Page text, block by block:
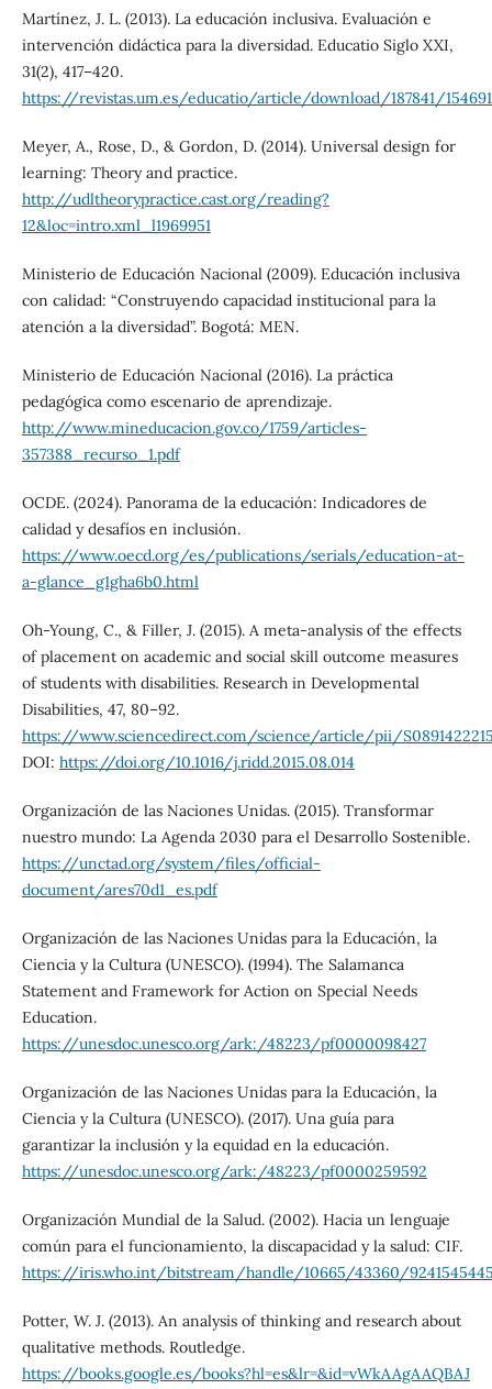
Martínez, J. L. (2013). La educación inclusiva. Evaluación e
intervención didáctica para la diversidad. Educatio Siglo XXI,
31(2), 417–420.
https://revistas.um.es/educatio/article/download/187841/154691
Meyer, A., Rose, D., & Gordon, D. (2014). Universal design for
learning: Theory and practice.
http://udltheorypractice.cast.org/reading?
12&loc=intro.xml_l1969951
Ministerio de Educación Nacional (2009). Educación inclusiva
con calidad: “Construyendo capacidad institucional para la
atención a la diversidad”. Bogotá: MEN.
Ministerio de Educación Nacional (2016). La práctica
pedagógica como escenario de aprendizaje.
http://www.mineducacion.gov.co/1759/articles-
357388_recurso_1.pdf
OCDE. (2024). Panorama de la educación: Indicadores de
calidad y desafíos en inclusión.
https://www.oecd.org/es/publications/serials/education-at-
a-glance_g1gha6b0.html
Oh-Young, C., & Filler, J. (2015). A meta-analysis of the effects
of placement on academic and social skill outcome measures
of students with disabilities. Research in Developmental
Disabilities, 47, 80–92.
https://www.sciencedirect.com/science/article/pii/
DOI: https://doi.org/10.1016/j.ridd.2015.08.014
Organización de las Naciones Unidas. (2015). Transformar
nuestro mundo: La Agenda 2030 para el Desarrollo Sostenible.
https://unctad.org/system/files/official-
document/ares70d1_es.pdf
Organización de las Naciones Unidas para la Educación, la
Ciencia y la Cultura (UNESCO). (1994). The Salamanca
Statement and Framework for Action on Special Needs
Education.
https://unesdoc.unesco.org/ark:/48223/pf0000098427
Organización de las Naciones Unidas para la Educación, la
Ciencia y la Cultura (UNESCO). (2017). Una guía para
garantizar la inclusión y la equidad en la educación.
https://unesdoc.unesco.org/ark:/48223/pf0000259592
Organización Mundial de la Salud. (2002). Hacia un lenguaje
común para el funcionamiento, la discapacidad y la salud: CIF.
https://iris.who.int/bitstream/handle/10665/43360/
Potter, W. J. (2013). An analysis of thinking and research about
qualitative methods. Routledge.
https://books.google.es/books?hl=es&lr=&id=vWkAAgAAQBAJ